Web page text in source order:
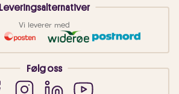
Leveringsalternativer
Vi leverer med
Følg oss